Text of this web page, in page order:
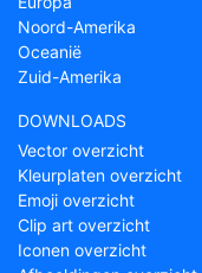
Noord-Amerika
Oceanië
Zuid-Amerika
DOWNLOADS
Vector overzicht
Kleurplaten overzicht
Emoji overzicht
Clip art overzicht
Iconen overzicht